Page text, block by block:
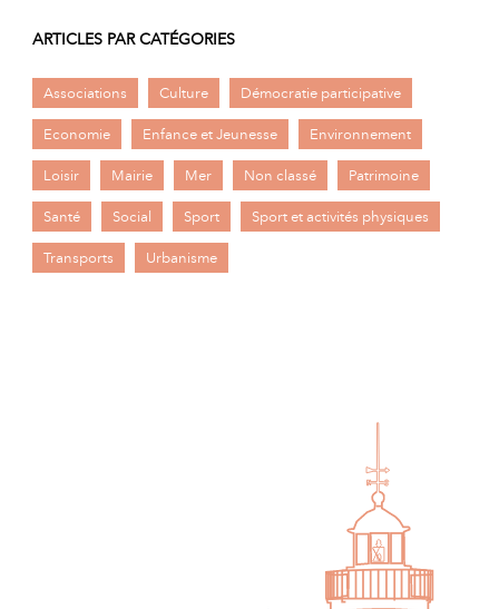
ARTICLES PAR CATÉGORIES
Associations Culture Démocratie participative
Economie Enfance et Jeunesse Environnement
Loisir Mairie Mer Non classé Patrimoine
Santé Social Sport Sport et activités physiques
Transports Urbanisme